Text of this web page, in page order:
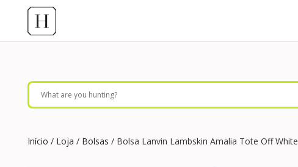
Início / Loja / Bolsas / Bolsa Lanvin Lambskin Amalia Tote Off White